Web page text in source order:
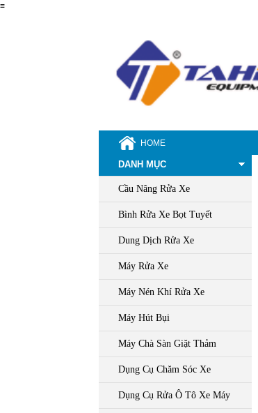
≡
HOME
DANH MỤC
Cầu Nâng Rửa Xe
Bình Rửa Xe Bọt Tuyết
Dung Dịch Rửa Xe
Máy Rửa Xe
Máy Nén Khí Rửa Xe
Máy Hút Bụi
Máy Chà Sàn Giặt Thảm
Dụng Cụ Chăm Sóc Xe
Dụng Cụ Rửa Ô Tô Xe Máy